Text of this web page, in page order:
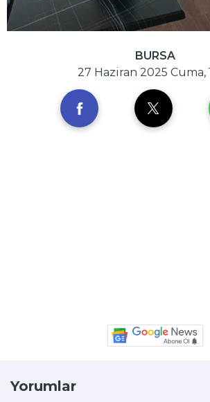
BURSA
27 Haziran 2025 Cuma,
Yorumlar